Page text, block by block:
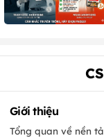
Giới thiệu
Tổng quan về nền